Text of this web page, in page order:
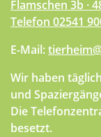
Flamschen 3b ·
Telefon 02541
E-Mail:
Wir haben
und
Die
besetzt.